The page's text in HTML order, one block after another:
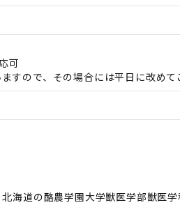
可
ので、その場合には平日に改めて
海道の酪農学園大学獣医学部獣医